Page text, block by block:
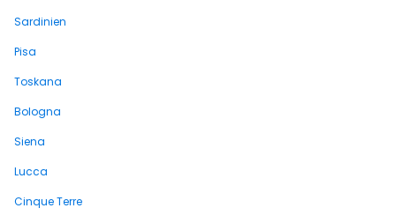
Sardinien
Pisa
Toskana
Bologna
Siena
Lucca
Cinque Terre